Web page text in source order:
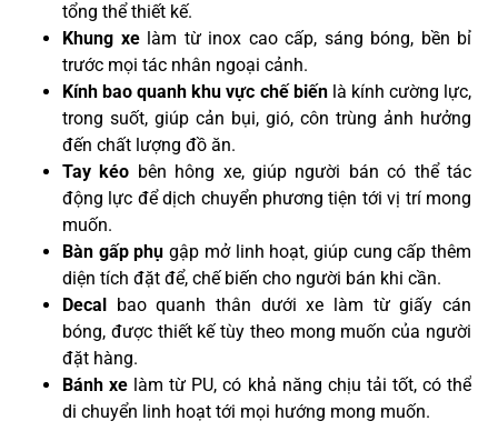
tổng thể thiết kế.
Khung xelàm từ inox cao cấp, sáng bóng, bền bỉ
trước mọi tác nhân ngoại cảnh.
Kính bao quanh khu vực chế biến là kính cường lực,
trong suốt, giúp cản bụi, gió, côn trùng ảnh hưởng
đến chất lượng đồ ăn.
Tay kéo bên hông xe, giúp người bán có thể tác
động lực để dịch chuyển phương tiện tới vị trí mong
muốn.
Bàn gấp phụgập mở linh hoạt, giúp cung cấp thêm
diện tích đặt để, chế biến cho người bán khi cần.
Decal
bao quanh thân dưới xe làm từ giấy cán
bóng, được thiết kế tùy theo mong muốn của người
đặt hàng.
Bánh xe làm từ PU, có khả năng chịu tải tốt, có thể
di chuyển linh hoạt tới mọi hướng mong muốn.